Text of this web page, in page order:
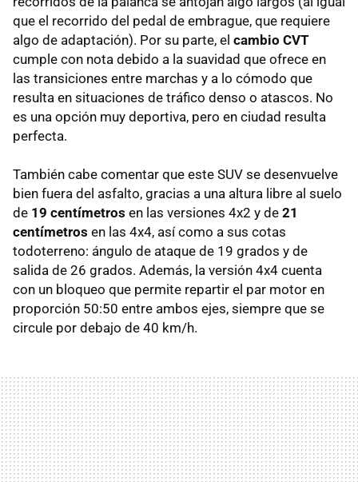
que el recorrido del pedal de embrague, que requiere
algo de adaptación). Por su parte, el cambio CVT
cumple con nota debido a la suavidad que ofrece en
las transiciones entre marchas y a lo cómodo que
resulta en situaciones de tráfico denso o atascos. No
es una opción muy deportiva, pero en ciudad resulta
perfecta.
También cabe comentar que este SUV se desenvuelve
bien fuera del asfalto, gracias a una altura libre al suelo
de 19 centímetros en las versiones 4x2 y de 21
centímetros en las 4x4, así como a sus cotas
todoterreno: ángulo de ataque de 19 grados y de
salida de 26 grados. Además, la versión 4x4 cuenta
con un bloqueo que permite repartir el par motor en
proporción 50:50 entre ambos ejes, siempre que se
circule por debajo de 40 km/h.